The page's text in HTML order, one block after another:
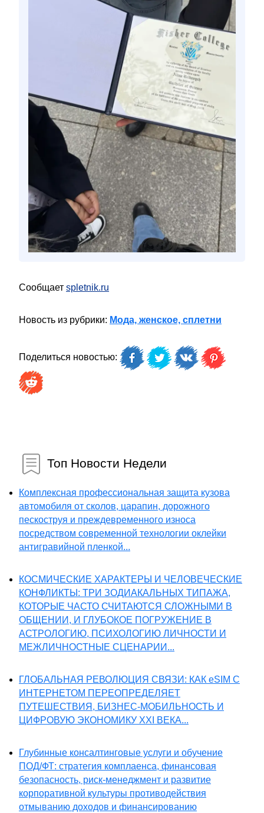
Сообщает spletnik.ru
Новость из рубрики: Мода, женское, сплетни
Поделиться новостью:
Топ Новости Недели
Комплексная профессиональная защита кузова
автомобиля от сколов, царапин, дорожного
пескоструя и преждевременного износа
посредством современной технологии оклейки
антигравийной пленкой...
КОСМИЧЕСКИЕ ХАРАКТЕРЫ И ЧЕЛОВЕЧЕСКИЕ
КОНФЛИКТЫ: ТРИ ЗОДИАКАЛЬНЫХ ТИПАЖА,
КОТОРЫЕ ЧАСТО СЧИТАЮТСЯ СЛОЖНЫМИ В
ОБЩЕНИИ, И ГЛУБОКОЕ ПОГРУЖЕНИЕ В
АСТРОЛОГИЮ, ПСИХОЛОГИЮ ЛИЧНОСТИ И
МЕЖЛИЧНОСТНЫЕ СЦЕНАРИИ...
ГЛОБАЛЬНАЯ РЕВОЛЮЦИЯ СВЯЗИ: КАК eSIM С
ИНТЕРНЕТОМ ПЕРЕОПРЕДЕЛЯЕТ
ПУТЕШЕСТВИЯ, БИЗНЕС-МОБИЛЬНОСТЬ И
ЦИФРОВУЮ ЭКОНОМИКУ XXI ВЕКА...
Глубинные консалтинговые услуги и обучение
ПОД/ФТ: стратегия комплаенса, финансовая
безопасность, риск-менеджмент и развитие
корпоративной культуры противодействия
отмыванию доходов и финансированию